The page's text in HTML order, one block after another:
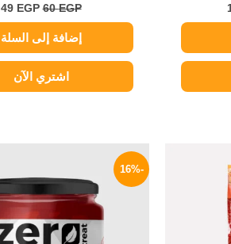
60EGP
49 EGP
إضافة إلى السلة
اشتري الآن
54
-16%
هو:
130 EGP.